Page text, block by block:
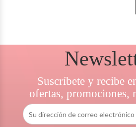
Suscríbete y recibe
ofertas, promociones,